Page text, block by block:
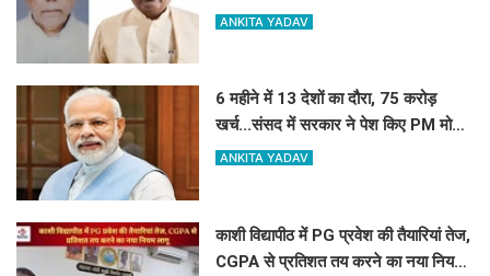
मिश्र करपात्र गौरव से होंगे सम्मानित
ANKITA YADAV
6 महीने में 13 देशों का दौरा, 75 करोड़
खर्च...संसद में सरकार ने पेश किए PM मोदी
की विदेश यात्रा के आकड़े
ANKITA YADAV
काशी विद्यापीठ में PG प्रवेश की तैयारियां तेज,
CGPA से प्रतिशत तय करने का नया नियम